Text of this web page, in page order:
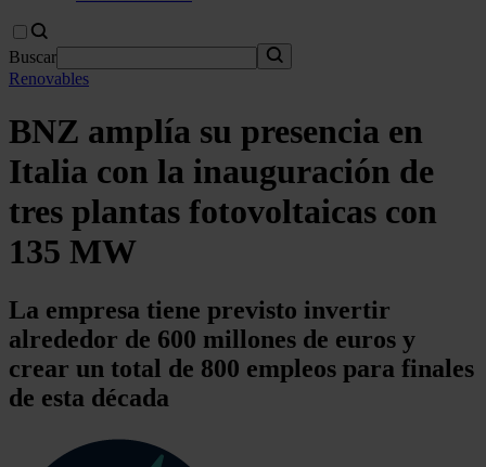
Buscar
Renovables
BNZ amplía su presencia en
Italia con la inauguración de
tres plantas fotovoltaicas con
135 MW
La empresa tiene previsto invertir
alrededor de 600 millones de euros y
crear un total de 800 empleos para finales
de esta década